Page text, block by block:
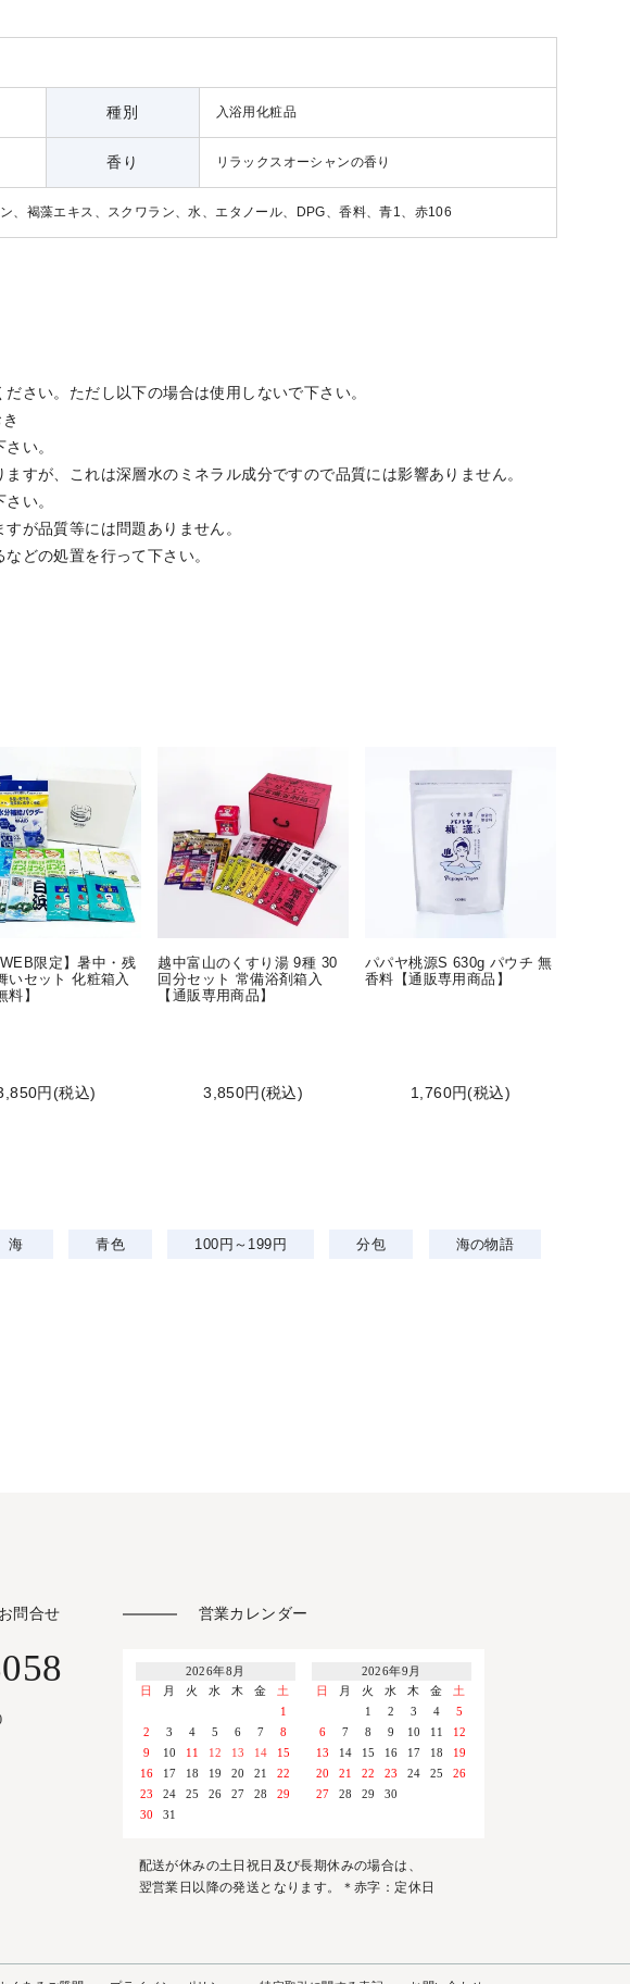
種別 入浴用化粧品
香り リラックスオーシャンの香り
、褐藻エキス、スクワラン、水、エタノール、DPG、香料、青1、赤106
さい。ただし以下の場合は使用しないで下さい。
い。
すが、これは深層水のミネラル成分ですので品質には影響ありません。
い。
が品質等には問題ありません。
どの処置を行って下さい。
WEB限定】暑中・残
いセット 化粧箱入
料】
円(税込)
越中富山のくすり湯 9種 30
回分セット 常備浴剤箱入
【通販専用商品】
3,850円(税込)
パパヤ桃源S 630g パウチ 無
香料【通販専用商品】
1,760円(税込)
海 青色 100円～199円 分包 海の物語
問合せ 営業カレンダー
2026年8月
日
月 火 水 木 金
土
1
2
3 4 5 6 7
8
9
10 11 12 13 14
15
16
17 18 19 20 21
22
23
24 25 26 27 28
29
30
31
2026年9月
日
月 火 水 木 金
土
1
2 3 4
5
6
7 8 9 10 11
12
13
14 15 16 17 18
19
20
21 22 23 24 25
26
27
28 29 30
配送が休みの土日祝日及び長期休みの場合は、
翌営業日以降の発送となります。＊赤字：定休日